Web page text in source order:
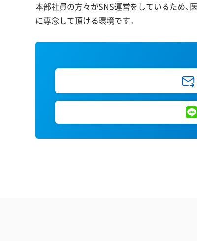
本部社員の方々がSNS運営をしているため、
に専念して頂ける環境です。